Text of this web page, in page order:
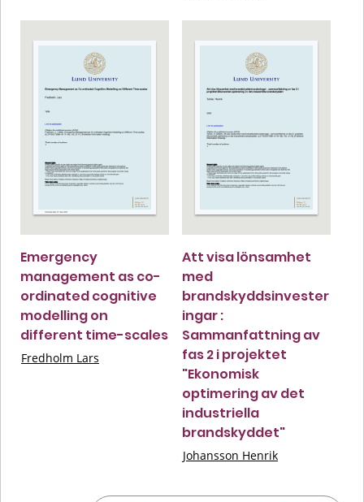
Emergency
management as co-
ordinated cognitive
modelling on
different time-scales
Fredholm Lars
Att visa lönsamhet
med
brandskyddsinvester
ingar :
Sammanfattning av
fas 2 i projektet
"Ekonomisk
optimering av det
industriella
brandskyddet"
Johansson Henrik